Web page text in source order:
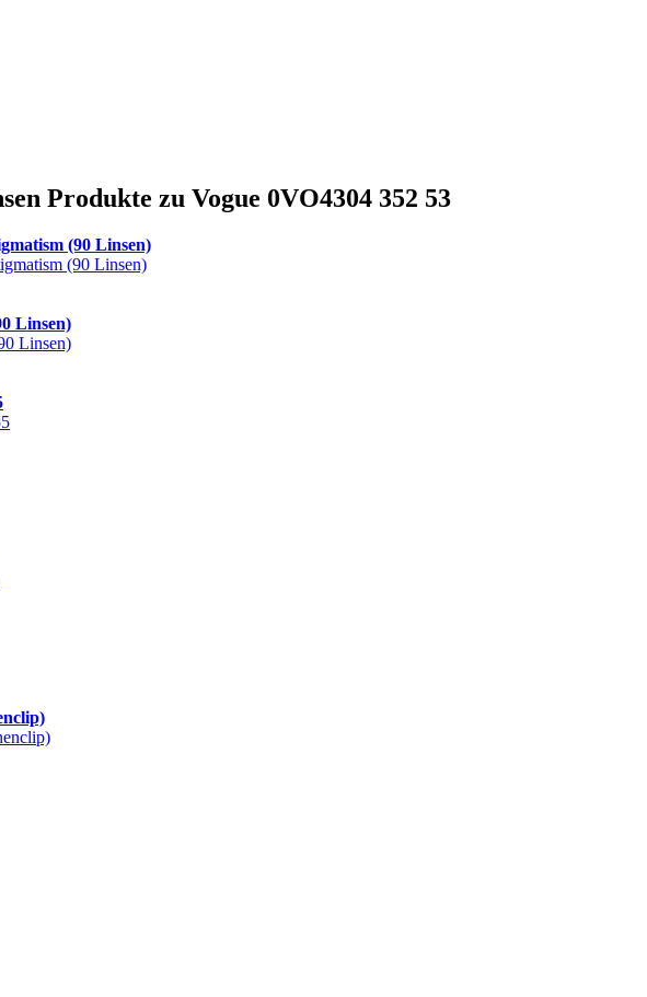
Produkte zu Vogue 0VO4304 352 53
(90 Linsen)
Linsen)